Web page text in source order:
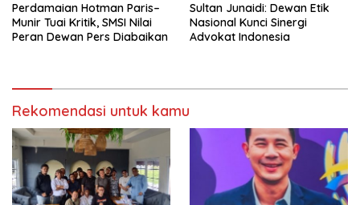
Perdamaian Hotman Paris–
Munir Tuai Kritik, SMSI Nilai
Peran Dewan Pers Diabaikan
Sultan Junaidi: Dewan Etik
Nasional Kunci Sinergi
Advokat Indonesia
Rekomendasi untuk kamu